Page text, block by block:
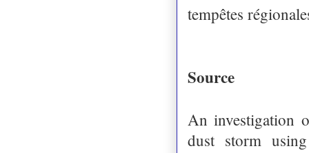
tempêtes
Source
An investigation
dust storm